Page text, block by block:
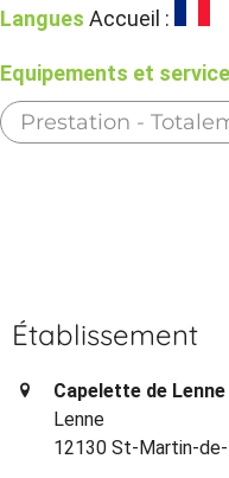
Langues Accueil :
Equipements et
Prestation -
Établissement
Capelette de Lenne
Lenne
12130 St-Martin-